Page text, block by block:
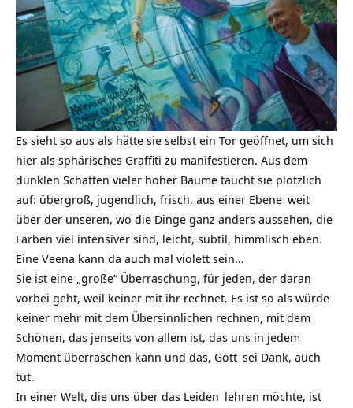
Es sieht so aus als hätte sie selbst ein Tor geöffnet, um sich
hier als sphärisches Graffiti zu manifestieren. Aus dem
dunklen Schatten vieler hoher Bäume taucht sie plötzlich
auf: übergroß, jugendlich, frisch, aus einer Ebene weit
über der unseren, wo die Dinge ganz anders aussehen, die
Farben viel intensiver sind, leicht, subtil, himmlisch eben.
Eine Veena kann da auch mal violett sein…
Sie ist eine „große“ Überraschung, für jeden, der daran
vorbei geht, weil keiner mit ihr rechnet. Es ist so als würde
keiner mehr mit dem Übersinnlichen rechnen, mit dem
Schönen, das jenseits von allem ist, das uns in jedem
Moment überraschen kann und das, Gott sei Dank, auch
tut.
In einer Welt, die uns über das Leiden lehren möchte, ist